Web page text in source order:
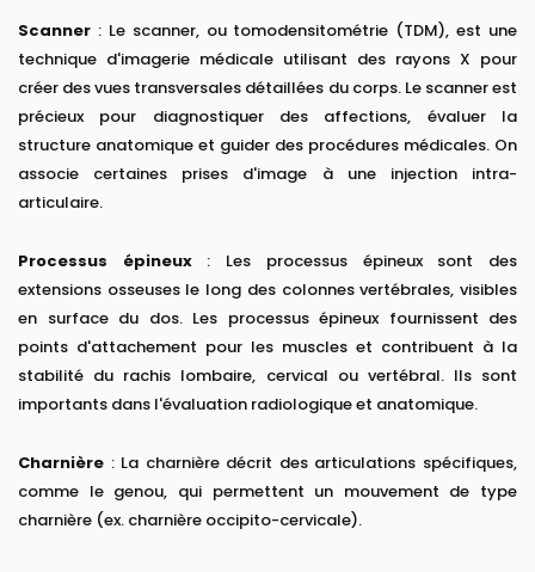
Scanner : Le scanner, ou tomodensitométrie (TDM), est une
technique d'imagerie médicale utilisant des rayons X pour
créer des vues transversales détaillées du corps. Le scanner est
précieux pour diagnostiquer des affections, évaluer la
structure anatomique et guider des procédures médicales. On
associe certaines prises d'image à une injection intra-
articulaire.
Processus épineux: Les processus épineux sont des
extensions osseuses le long des colonnes vertébrales, visibles
en surface du dos. Les processus épineux fournissent des
points d'attachement pour les muscles et contribuent à la
stabilité du rachis lombaire, cervical ou vertébral. Ils sont
importants dans l'évaluation radiologique et anatomique.
Charnière : La charnière décrit des articulations spécifiques,
comme le genou, qui permettent un mouvement de type
charnière (ex. charnière occipito-cervicale).